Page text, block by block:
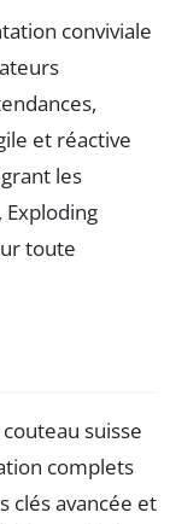
conviviale
et réactive
les
toute
suisse
complets
clés avancée et